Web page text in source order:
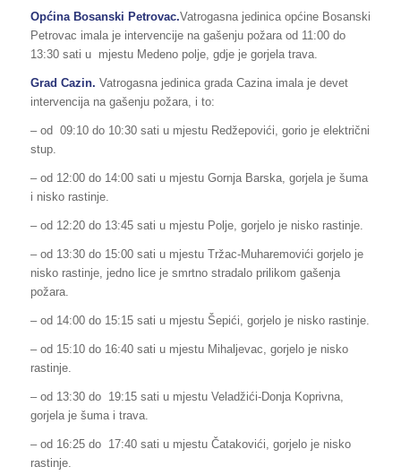
Općina Bosanski Petrovac.Vatrogasna jedinica općine Bosanski
Petrovac imala je intervencije na gašenju požara od 11:00 do
13:30 sati u mjestu Medeno polje, gdje je gorjela trava.
Grad Cazin. Vatrogasna jedinica grada Cazina imala je devet
intervencija na gašenju požara, i to:
– od 09:10 do 10:30 sati u mjestu Redžepovići, gorio je električni
stup.
– od 12:00 do 14:00 sati u mjestu Gornja Barska, gorjela je šuma
i nisko rastinje.
– od 12:20 do 13:45 sati u mjestu Polje, gorjelo je nisko rastinje.
– od 13:30 do 15:00 sati u mjestu Tržac-Muharemovići gorjelo je
nisko rastinje, jedno lice je smrtno stradalo prilikom gašenja
požara.
– od 14:00 do 15:15 sati u mjestu Šepići, gorjelo je nisko rastinje.
– od 15:10 do 16:40 sati u mjestu Mihaljevac, gorjelo je nisko
rastinje.
– od 13:30 do 19:15 sati u mjestu Veladžići-Donja Koprivna,
gorjela je šuma i trava.
– od 16:25 do 17:40 sati u mjestu Čatakovići, gorjelo je nisko
rastinje.